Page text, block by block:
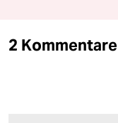
2 Kommentare